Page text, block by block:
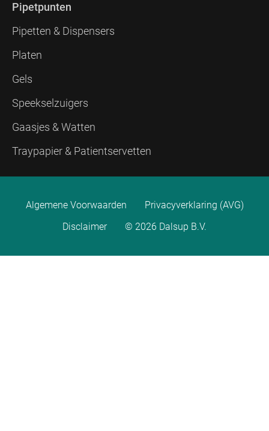
Pipetpunten
Pipetten & Dispensers
Platen
Gels
Speekselzuigers
Gaasjes & Watten
Traypapier & Patientservetten
Algemene Voorwaarden
Privacyverklaring (AVG)
Disclaimer
© 2026 Dalsup B.V.